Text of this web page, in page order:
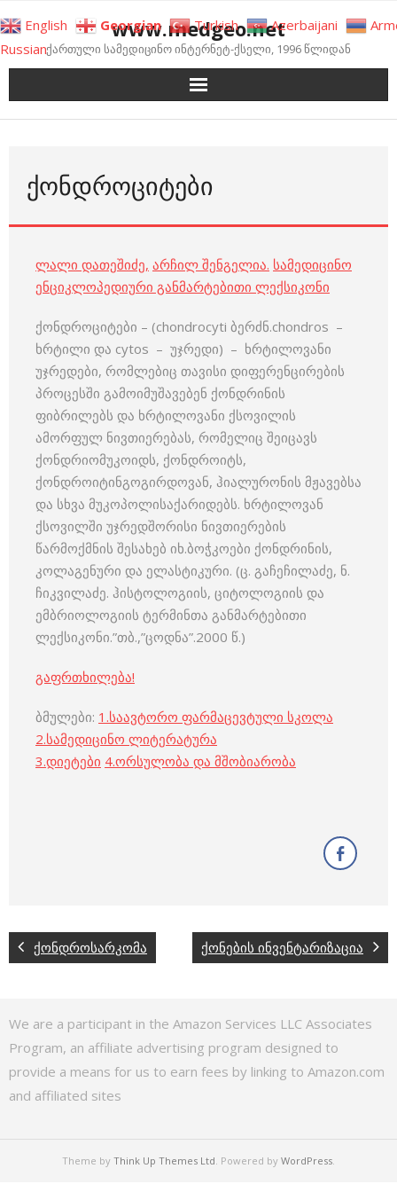
to
content
www.medgeo.net
ქართული სამედიცინო ინტერნეტ-ქსელი, 1996 წლიდან
ᲥᲝᲜᲓᲠᲝᲪᲘᲢᲔᲑᲘ
ლალი დათეშიძე, არჩილ შენგელია. სამედიცინო
ენციკლოპედიური განმარტებითი ლექსიკონი
ქონდროციტები – (chondrocyti ბერძნ.chondros –
ხრტილი და cytos – უჯრედი) – ხრტილოვანი
უჯრედები, რომლებიც თავისი დიფერენცირების
პროცესში გამოიმუშავებენ ქონდრინის
ფიბრილებს და ხრტილოვანი ქსოვილის
ამორფულ ნივთიერებას, რომელიც შეიცავს
ქონდრიომუკოიდს, ქონდროიტს,
ქონდროიტინგოგირდოვან, ჰიალურონის მჟავებსა
და სხვა მუკოპოლისაქარიდებს. ხრტილოვან
ქსოვილში უჯრედშორისი ნივთიერების
წარმოქმნის შესახებ იხ.ბოჭკოები ქონდრინის,
კოლაგენური და ელასტიკური. (ც. გაჩეჩილაძე, ნ.
ჩიკვილაძე. ჰისტოლოგიის, ციტოლოგიის და
ემბრიოლოგიის ტერმინთა განმარტებითი
ლექსიკონი.”თბ.,”ცოდნა”.2000 წ.)
გაფრთხილება!
ბმულები: 1.საავტორო ფარმაცევტული სკოლა
2.სამედიცინო ლიტერატურა
3.დიეტები 4.ორსულობა და მშობიარობა
ქონდროსარკომა ქონების ინვენტარიზაცია
We are a participant in the Amazon Services LLC Associates
Program, an affiliate advertising program designed to
provide a means for us to earn fees by linking to Amazon.com
and affiliated sites
Theme by Think Up Themes Ltd. Powered by WordPress.
English Georgian Turkish Azerbaijani
Russian